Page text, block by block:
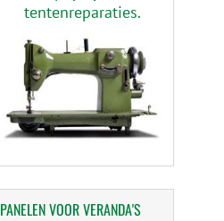
tentenreparaties.
PANELENVOOR VERANDA'S